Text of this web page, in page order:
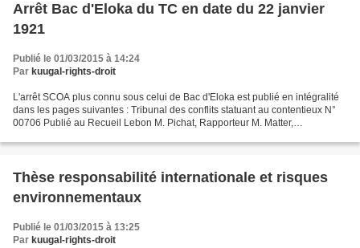
Arrêt Bac d'Eloka du TC en date du 22 janvier
1921
Publié le 01/03/2015 à 14:24
Par kuugal-rights-droit
L'arrêt SCOA plus connu sous celui de Bac d'Eloka est publié en intégralité
dans les pages suivantes : Tribunal des conflits statuant au contentieux N°
00706 Publié au Recueil Lebon M. Pichat, Rapporteur M. Matter,
Thèse responsabilité internationale et risques
environnementaux
Publié le 01/03/2015 à 13:25
Par kuugal-rights-droit